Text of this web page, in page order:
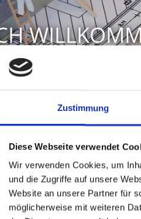
Zustimmung
Diese Webseite verwendet
Wir verwenden Cookies, um
und die Zugriffe auf unsere
Website an unsere Partner für
möglicherweise mit weiteren
Knost aus
bei der Bau­ge­sell­schaft Knost
Hoch­baus. So haben wir in
- vom klas­si­schen